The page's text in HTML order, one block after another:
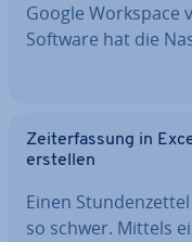
Google Workspace
Software hat die
Zeit­er­fas­sung in
erstellen
Einen
so schwer. Mittels